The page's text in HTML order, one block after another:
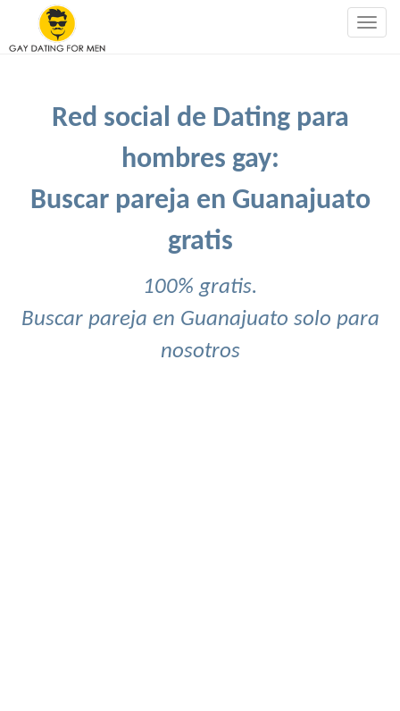
Red social de Dating para
hombres gay:
Buscar pareja en Guanajuato
gratis
100% gratis.
Buscar pareja en Guanajuato solo para
nosotros